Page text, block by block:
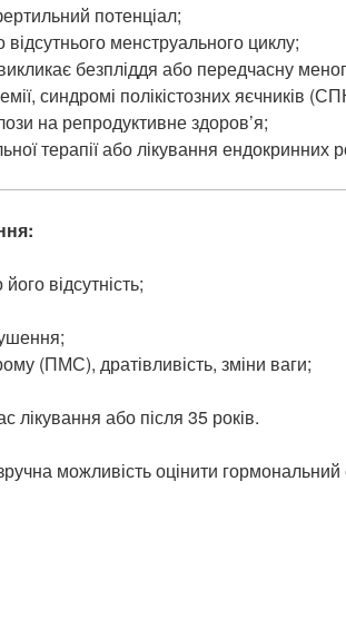
потенціал;
менструального циклу;
безпліддя або передчасну
синдромі полікістозних яєчників
на репродуктивне здоров’я;
терапії або лікування ендокринних
відсутність;
(ПМС), дратівливість, зміни ваги;
лікування або після 35 років.
можливість оцінити